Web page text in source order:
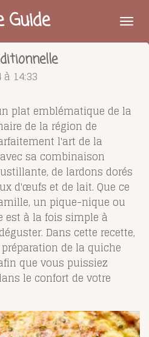
Guide
14:33
plat emblématique de la
de la région de
l'art de la
sa combinaison
de lardons dorés
d'œufs et de lait. Que ce
un pique-nique ou
est à la fois simple à
Dans cette recette,
de la quiche
que vous puissiez
le confort de votre